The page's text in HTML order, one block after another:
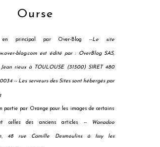
Ourse
en principal par Over-Blog --Le site
blog.com est édité par : OverBlog SAS,
Jean rieux à TOULOUSE (31500) SIRET 480
-- Les serveurs des Sites sont hébergés par
partie par Orange pour les images de certains
celles des anciens articles -- Wanadoo
48 rue Camille Desmoulins à Issy les